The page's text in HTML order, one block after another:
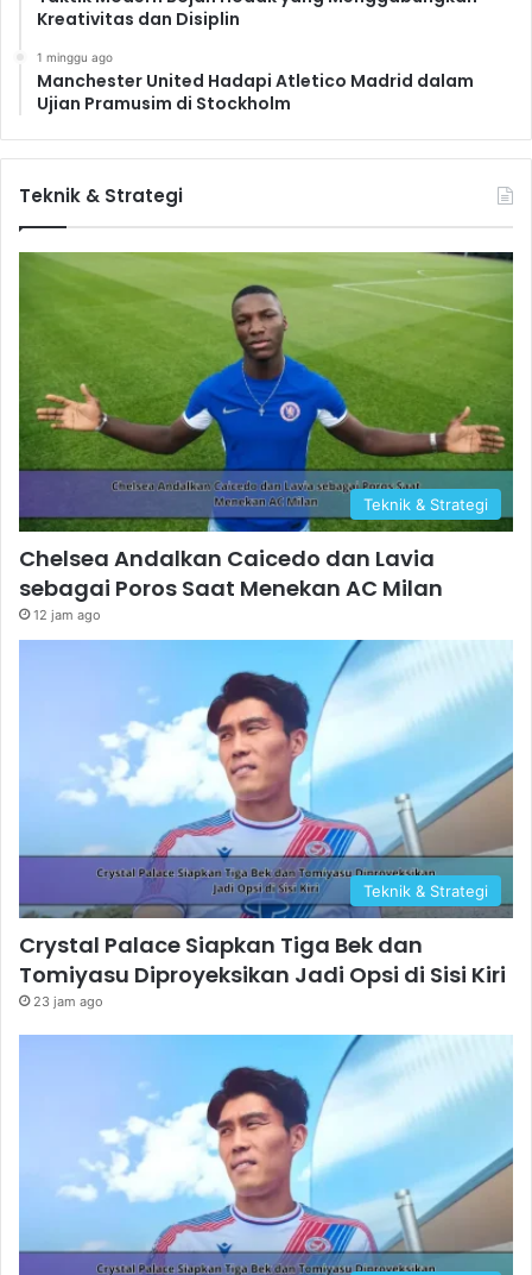
Kreativitas dan Disiplin
1 minggu ago
Manchester United Hadapi Atletico Madrid dalam
Ujian Pramusim di Stockholm
Teknik & Strategi
Teknik & Strategi
Chelsea Andalkan Caicedo dan Lavia
sebagai Poros Saat Menekan AC Milan
12 jam ago
Teknik & Strategi
Crystal Palace Siapkan Tiga Bek dan
Tomiyasu Diproyeksikan Jadi Opsi di Sisi Kiri
23 jam ago